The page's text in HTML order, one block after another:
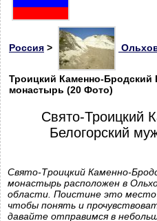
Россия >
Троицкий Каменно-Бродский
монастырь (20 Фото)
Свято-Троицкий
Белогорский
Свято-Троицкий Каменно-
монастырь расположен в
области. Поистине это
чтобы понять и
давайте отправимся в